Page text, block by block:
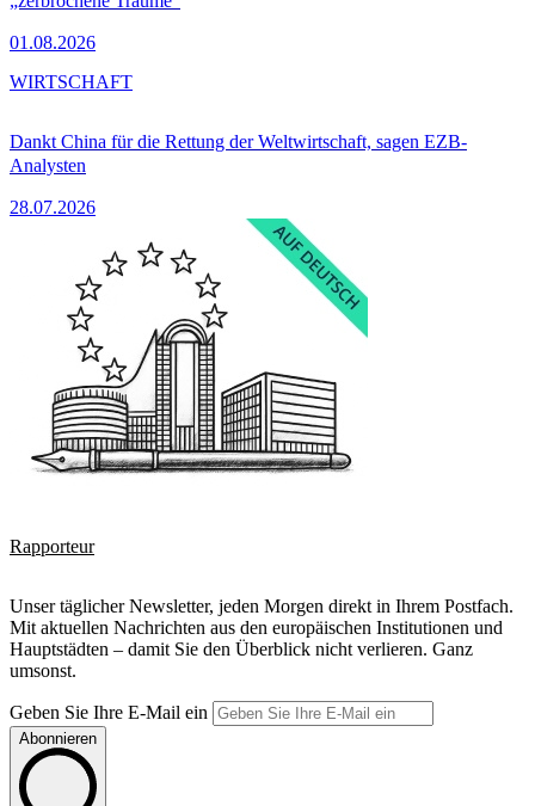
01.08.2026
Dankt China für die Rettung der Weltwirtschaft, sagen EZB-
Analysten
28.07.2026
WIRTSCHAFT
Rapporteur
Unser täglicher Newsletter, jeden Morgen direkt in Ihrem Postfach.
Mit aktuellen Nachrichten aus den europäischen Institutionen und
Hauptstädten – damit Sie den Überblick nicht verlieren. Ganz
umsonst.
Geben Sie Ihre E-Mail ein
Abonnieren